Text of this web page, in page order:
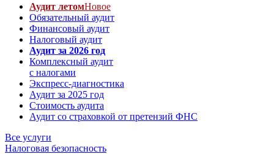
Аудит летомНовое
Обязательный аудит
Финансовый аудит
Налоговый аудит
Аудит за 2026 год
Комплексный аудит
с налогами
Экспресс-диагностика
Аудит за 2025 год
Стоимость аудита
Аудит со страховкой от претензий ФНС
Все услуги
Налоговая безопасность